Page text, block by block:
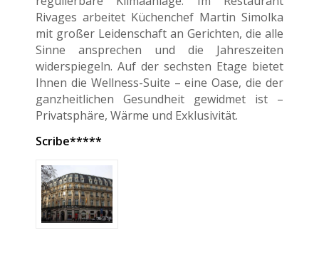
Rivages arbeitet Küchenchef Martin Simolka
mit großer Leidenschaft an Gerichten, die alle
Sinne ansprechen und die Jahreszeiten
widerspiegeln. Auf der sechsten Etage bietet
Ihnen die Wellness-Suite – eine Oase, die der
ganzheitlichen Gesundheit gewidmet ist –
Privatsphäre, Wärme und Exklusivität.
Scribe*****